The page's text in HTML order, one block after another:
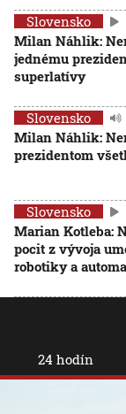
Slovensko
Milan Náhlik:
jednému
superlatívy
Slovensko
Milan Náhlik:
prezidentom
Slovensko
Marian Kotleba:
pocit z vývoja
robotiky a
24 hodín